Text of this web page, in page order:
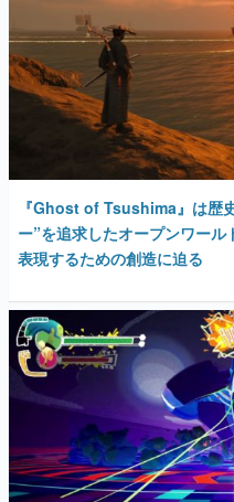
『Ghost of Tsushima』は歴
ー”を追求したオープンワー
表現するための創造に迫る